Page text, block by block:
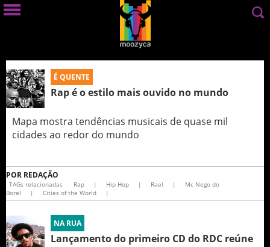
É QUENTE
Rap é o estilo mais ouvido no mundo
Mapa mostra tendências musicais de quase mil
cidades ao redor do mundo
POR REDAÇÃO
TAGs relacionadas Rap | Hip Hop | Rael |
Mc Nego do
Borel
| Cities of the World |
NA RUA
Lançamento do primeiro CD do RDC reúne